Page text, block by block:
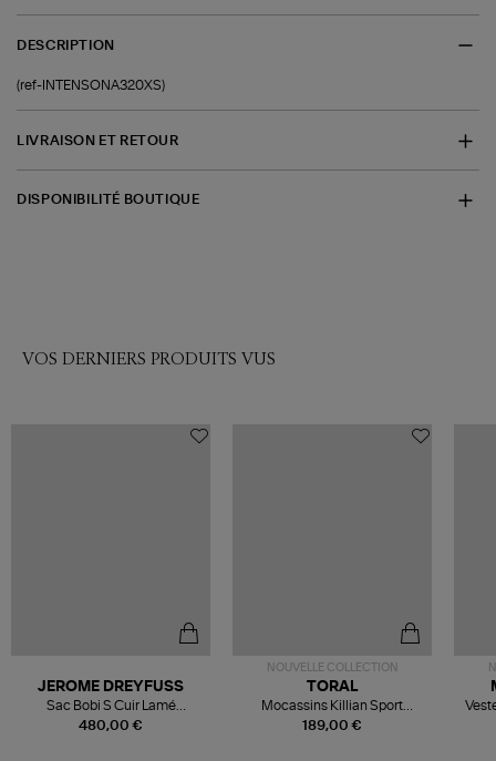
DESCRIPTION
(ref-INTENSONA320XS)
LIVRAISON ET RETOUR
DISPONIBILITÉ BOUTIQUE
VOS DERNIERS PRODUITS VUS
480,00 €
JEROME DREYFUSS
Sac Bobi S Cuir Lamé
Champagne
NOUVELLE COLLECTION
189,00 €
TORAL
Mocassins Killian Sport
Mousse